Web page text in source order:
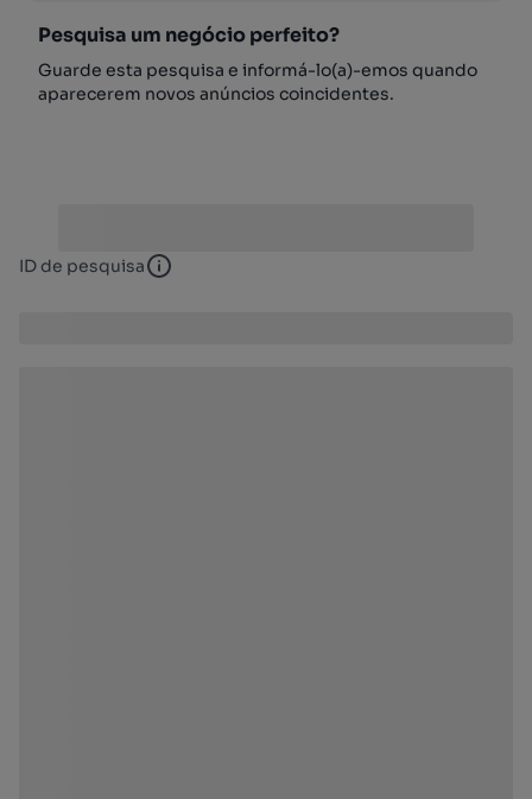
Pesquisa um negócio perfeito?
Guarde esta pesquisa e informá-lo(a)-emos quando
aparecerem novos anúncios coincidentes.
ID de pesquisa ID de pesquisa